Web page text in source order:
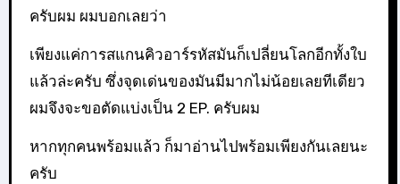
ครับผม ผมบอกเลยว่า
เพียงแค่การสแกนคิวอาร์รหัสมันก็เปลี่ยนโลกอีกทั้งใบ
แล้วล่ะครับ ซึ่งจุดเด่นของมันมีมากไม่น้อยเลยทีเดียว
ผมจึงจะขอตัดแบ่งเป็น 2 EP. ครับผม
หากทุกคนพร้อมแล้ว ก็มาอ่านไปพร้อมเพียงกันเลยนะ
ครับ